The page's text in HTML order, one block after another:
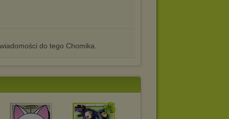
do tego Chomika.